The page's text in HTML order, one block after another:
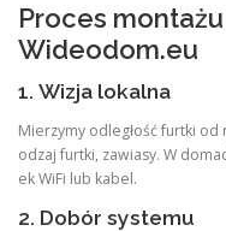
Proces
Wideodom.eu
1. Wizja lokalna
Mierzymy odległość furtki od
odzaj furtki, zawiasy. W
ek WiFi lub kabel.
2. Dobór systemu